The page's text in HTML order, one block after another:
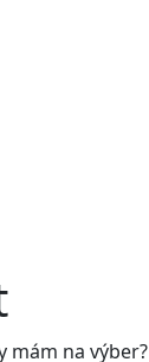
mám na výber?